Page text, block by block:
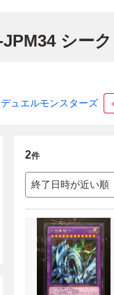
シーク
ュエルモンスターズ
2件
終了日時が近い順